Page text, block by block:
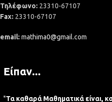
Τηλέφωνο: 23310-67107
Fax: 23310-67107
email: mathima0@gmail.com
Είπαν...
"Τα καθαρά Μαθηματικά είναι,